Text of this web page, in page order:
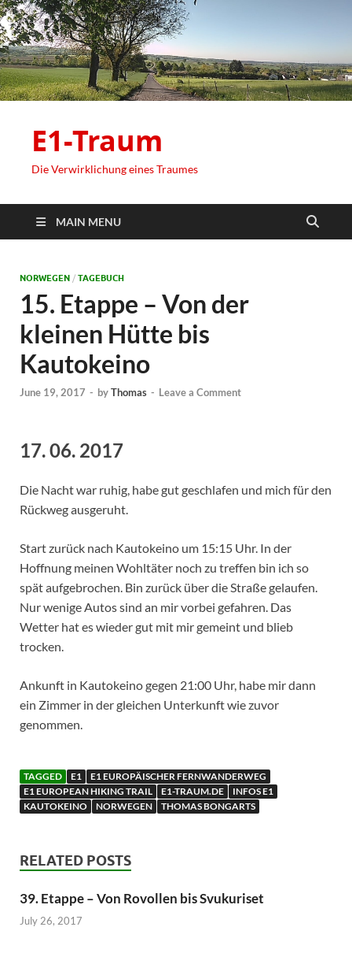
E1-Traum
Die Verwirklichung eines Traumes
MAIN MENU
NORWEGEN / TAGEBUCH
15. Etappe – Von der
kleinen Hütte bis
Kautokeino
June 19, 2017 - byThomas - Leave a Comment
17. 06. 2017
Die Nacht war ruhig, habe gut geschlafen und mich für den
Rückweg ausgeruht.
Start zurück nach Kautokeino um 15:15 Uhr. In der
Hoffnung meinen Wohltäter noch zu treffen bin ich so
spät aufgebrochen. Bin zurück über die Straße gelaufen.
Nur wenige Autos sind an mir vorbei gefahren. Das
Wetter hat es wieder gut mit mir gemeint und blieb
trocken.
Ankunft in Kautokeino gegen 21:00 Uhr, habe mir dann
ein Zimmer in der gleichen Unterkunft wie zuvor
genommen.
TAGGED E1
E1 EUROPÄISCHER FERNWANDERWEG
E1 EUROPEAN HIKING TRAIL
E1-TRAUM.DE
INFOS E1
KAUTOKEINO
NORWEGEN THOMAS BONGARTS
RELATED POSTS
39. Etappe – Von Rovollen bis Svukuriset
July 26, 2017